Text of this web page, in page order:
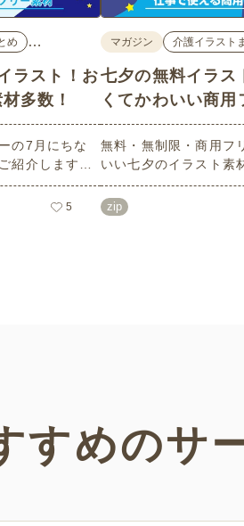
め …
ラスト！お
多数！
の7月にちな
紹介します。
で、点数制限
かり♪どなたで
ひご活用くだ
5
マガジン 介護イラスト
七夕の無料イラス
くてかわいい商用
無料・無制限・商用フ
いい七夕のイラスト素
す。短冊の印刷用テン
字、使いやすいフレー
様なイラストをご用意
zip
すめのサ